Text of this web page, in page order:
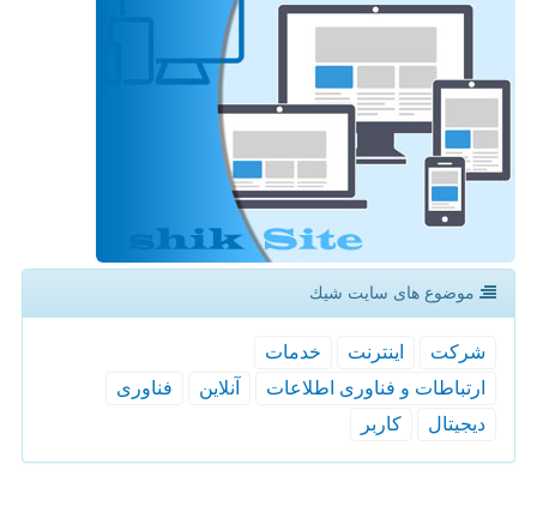
موضوع های سایت شیك
شركت اینترنت
خدمات
ارتباطات و فناوری اطلاعات
آنلاین
فناوری
دیجیتال
كاربر